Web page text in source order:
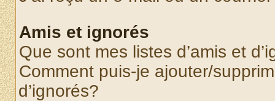
Amis et ignorés
Que sont mes listes d’amis et
Comment puis-je ajouter/
d’ignorés?